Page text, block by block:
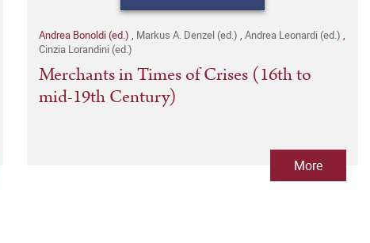
Andrea Bonoldi (ed.) , Markus A. Denzel (ed.) , Andrea Leonardi (ed.) ,
Cinzia Lorandini (ed.)
Merchants in Times of Crises (16th to
mid-19th Century)
More